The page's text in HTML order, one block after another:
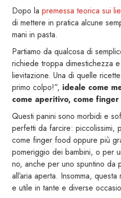
Dopo la premessa teorica sui
di mettere in pratica alcune
mani in pasta.
Partiamo da qualcosa di
richiede troppa dimestichezza
lievitazione. Una di quelle
primo colpo!”, ideale come
come aperitivo, come
Questi panini sono morbidi e
perfetti da farcire: piccolissimi,
come finger food oppure più
pomeriggio dei bambini, o per
no, anche per uno spuntino da
all’aria aperta. Insomma,
e utile in tante e diverse